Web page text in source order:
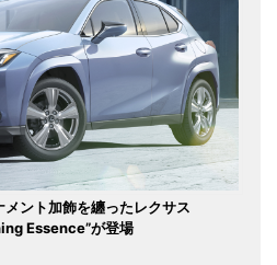
ント加飾を纏ったレクサス
Essence”が登場